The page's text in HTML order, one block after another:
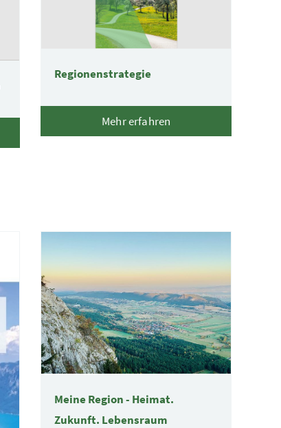
Regionenstrategie
Mehr erfahren
Meine Region - Heimat.
Zukunft. Lebensraum